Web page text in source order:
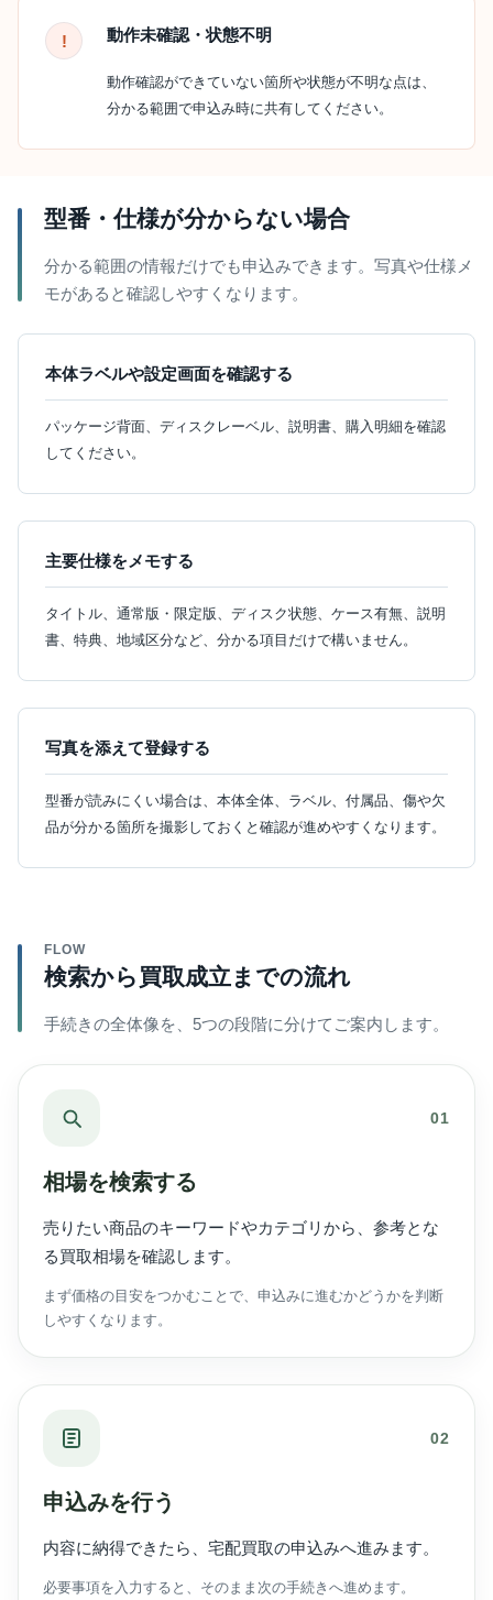
動作未確認・状態不明
動作確認ができていない箇所や状態が不明な点は、
分かる範囲で申込み時に共有してください。
型番・仕様が分からない場合
分かる範囲の情報だけでも申込みできます。写真や仕様メ
モがあると確認しやすくなります。
本体ラベルや設定画面を確認する
パッケージ背面、ディスクレーベル、説明書、購入明細を確認
してください。
主要仕様をメモする
タイトル、通常版・限定版、ディスク状態、ケース有無、説明
書、特典、地域区分など、分かる項目だけで構いません。
写真を添えて登録する
型番が読みにくい場合は、本体全体、ラベル、付属品、傷や欠
品が分かる箇所を撮影しておくと確認が進めやすくなります。
FLOW
検索から買取成立までの流れ
手続きの全体像を、5つの段階に分けてご案内します。
01
相場を検索する
売りたい商品のキーワードやカテゴリから、参考とな
る買取相場を確認します。
まず価格の目安をつかむことで、申込みに進むかどうかを判断
しやすくなります。
02
申込みを行う
内容に納得できたら、宅配買取の申込みへ進みます。
必要事項を入力すると、そのまま次の手続きへ進めます。